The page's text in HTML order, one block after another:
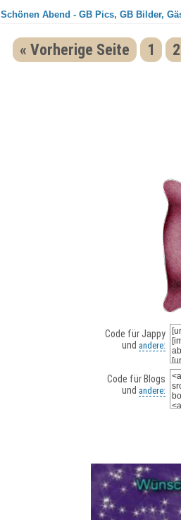
Schönen Abend - GB Pics, GB Bilder,
« Vorherige Seite 1 2
Code für Jappy
und andere:
Code für Blogs
und andere: